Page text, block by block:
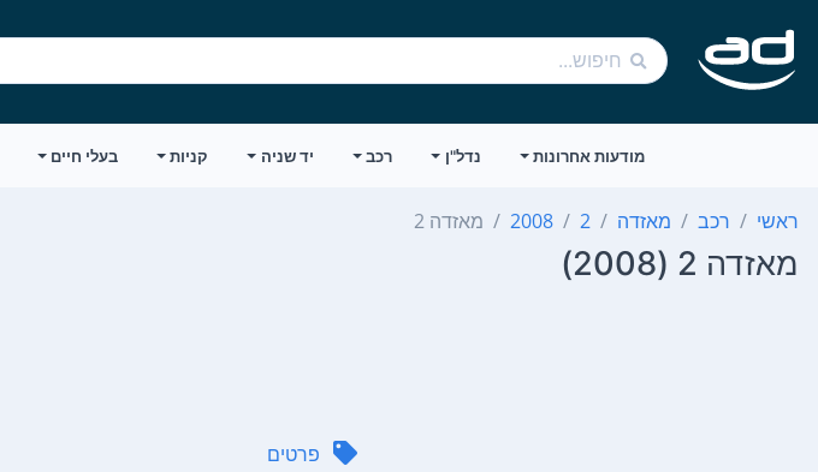
מודעות אחרונות נדל"ן רכב יד שניה קניות בעלי חיים
ראשי רכב מאזדה 2
2008 מאזדה 2
מאזדה 2 (2008)
פרטים